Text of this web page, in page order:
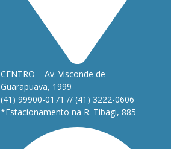
CENTRO – Av. Visconde de
Guarapuava, 1999
(41) 99900-0171 // (41) 3222-0606
*Estacionamento na R. Tibagi, 885